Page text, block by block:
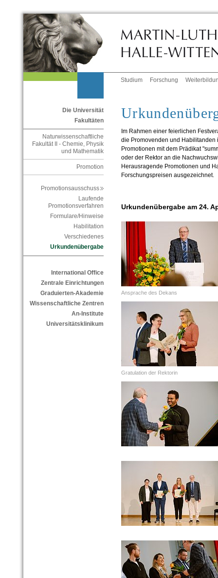
Studium Forschung
Die Universität
Fakultäten
Naturwissenschaftliche
Fakultät II - Chemie, Physik
und Mathematik
Promotion
Promotionsausschuss
Laufende
Promotionsverfahren
Formulare/Hinweise
Habilitation
Verschiedenes
Urkundenübergabe
International Office
Zentrale Einrichtungen
Graduierten-Akademie
Wissenschaftliche Zentren
An-Institute
Universitätsklinikum
Im Rahmen einer feierlichen
die Promovenden und
Promotionen mit dem Prädikat
oder der Rektor an die
Herausragende Promotionen und
Forschungspreisen ausgezeichnet.
Urkundenübergabe am 24.
Ansprache des Dekans
Gratulation der Rektorin